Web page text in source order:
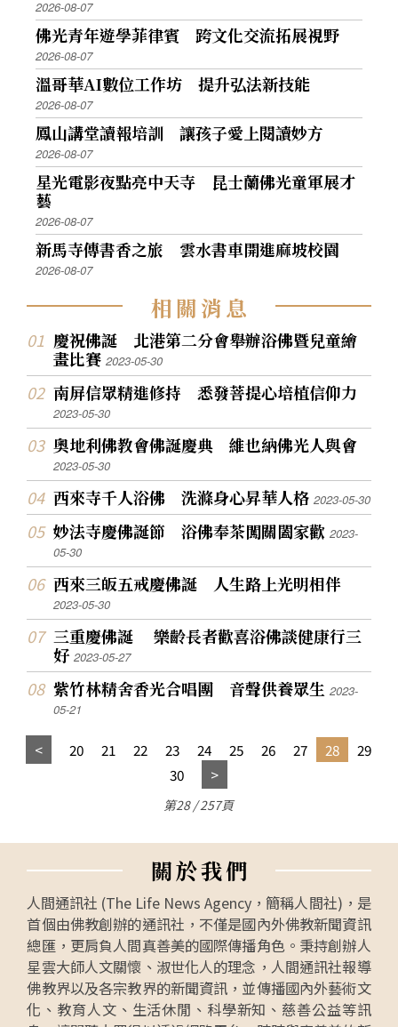
2026-08-07
佛光青年遊學菲律賓 跨文化交流拓展視野
2026-08-07
溫哥華AI數位工作坊 提升弘法新技能
2026-08-07
鳳山講堂讀報培訓 讓孩子愛上閱讀妙方
2026-08-07
星光電影夜點亮中天寺 昆士蘭佛光童軍展才
藝
2026-08-07
新馬寺傳書香之旅 雲水書車開進麻坡校園
2026-08-07
相關消息
慶祝佛誕 北港第二分會舉辦浴佛暨兒童繪
畫比賽2023-05-30
南屏信眾精進修持 悉發菩提心培植信仰力
2023-05-30
奧地利佛教會佛誕慶典 維也納佛光人與會
2023-05-30
西來寺千人浴佛 洗滌身心昇華人格2023-05-30
妙法寺慶佛誕節 浴佛奉茶闖關闔家歡2023-
05-30
西來三皈五戒慶佛誕 人生路上光明相伴
2023-05-30
三重慶佛誕 樂齡長者歡喜浴佛談健康行三
好2023-05-27
紫竹林精舍香光合唱團 音聲供養眾生2023-
05-21
20 21 22 23 24 25 26 27 28
29
30
第28 / 257頁
關於我們
人間通訊社 (The Life News Agency，簡稱人間社)，是
首個由佛教創辦的通訊社，不僅是國內外佛教新聞資訊
總匯，更肩負人間真善美的國際傳播角色。秉持創辦人
星雲大師人文關懷、淑世化人的理念，人間通訊社報導
佛教界以及各宗教界的新聞資訊，並傳播國內外藝術文
化、教育人文、生活休閒、科學新知、慈善公益等訊